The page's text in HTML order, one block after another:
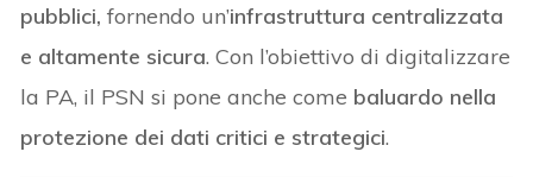
pubblici, fornendo un’infrastruttura centralizzata
e altamente sicura. Con l’obiettivo di digitalizzare
la PA, il PSN si pone anche come baluardo nella
protezione dei dati critici e strategici.